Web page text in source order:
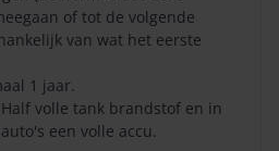
of tot de volgende
van wat het eerste
1 jaar.
volle tank brandstof en in
een volle accu.